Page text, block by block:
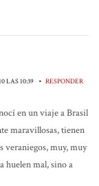
LAS 10:39 • RESPONDER
en un viaje a Brasil
maravillosas, tienen
veraniegos, muy, muy
huelen mal, sino a